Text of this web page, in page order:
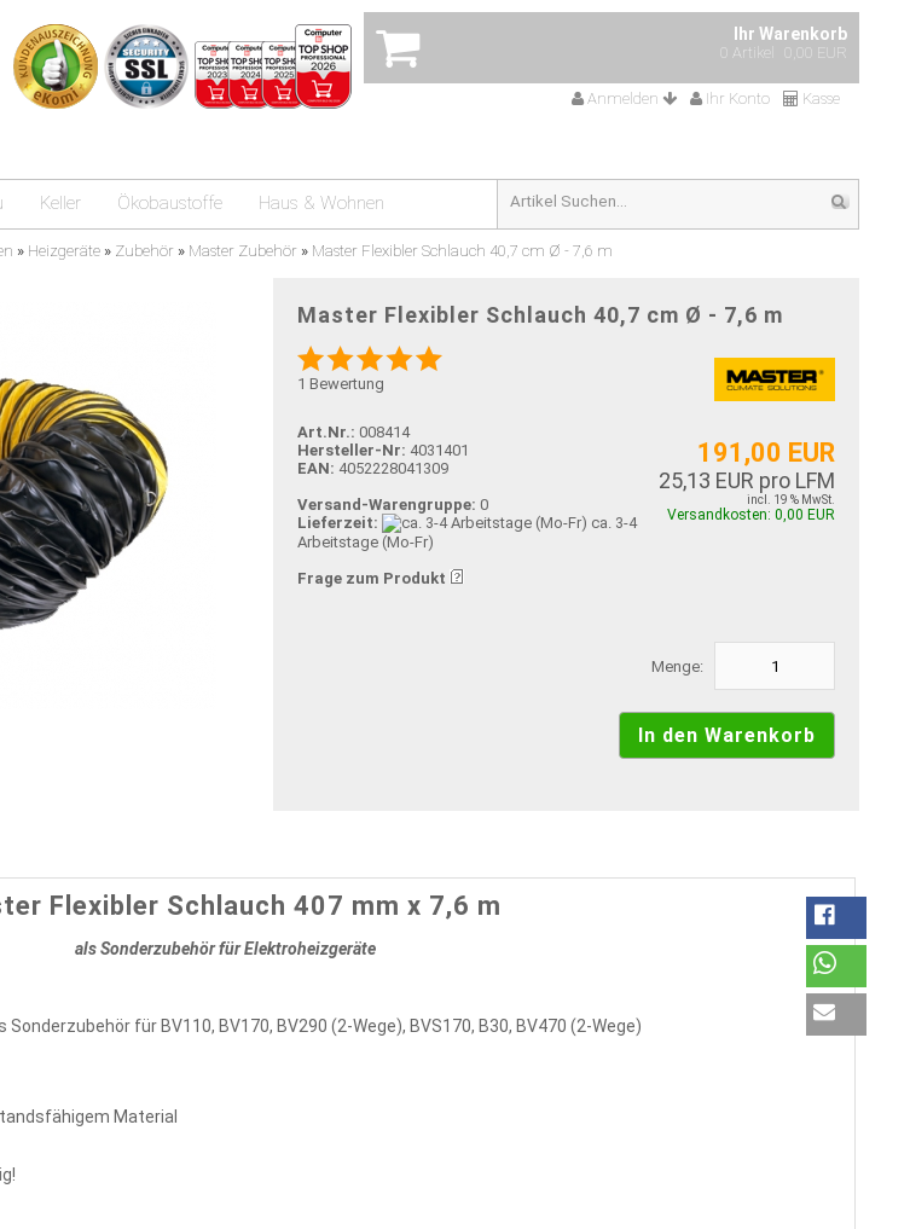
Ihr Warenkorb
0 Artikel 0,00 EUR
Anmelden Ihr Konto Kasse
Keller Ökobaustoffe Haus & Wohnen
» Heizgeräte » Zubehör » Master Zubehör » Master Flexibler Schlauch 40,7 cm Ø - 7,6 m
Master Flexibler Schlauch 40,7 cm Ø - 7,6 m
1 Bewertung
191,00 EUR
25,13 EUR pro LFM
incl. 19 % MwSt.
Versandkosten: 0,00 EUR
Art.Nr.: 008414
Hersteller-Nr: 4031401
EAN: 4052228041309
Versand-Warengruppe: 0
Lieferzeit:
ca. 3-4
Arbeitstage (Mo-Fr)
Frage zum Produkt
Menge:
Flexibler Schlauch 407 mm x 7,6 m
als Sonderzubehör für Elektroheizgeräte
für BV110, BV170, BV290 (2-Wege), BVS170, B30, BV470 (2-Wege)
Material